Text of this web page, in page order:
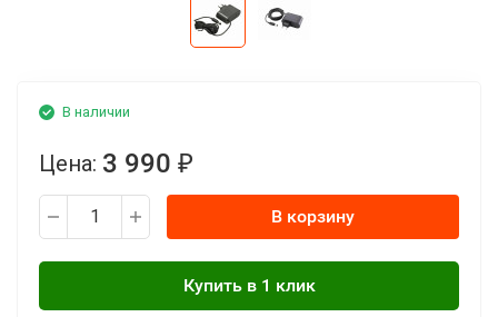
В наличии
Цена: 3 990 ₽
В корзину